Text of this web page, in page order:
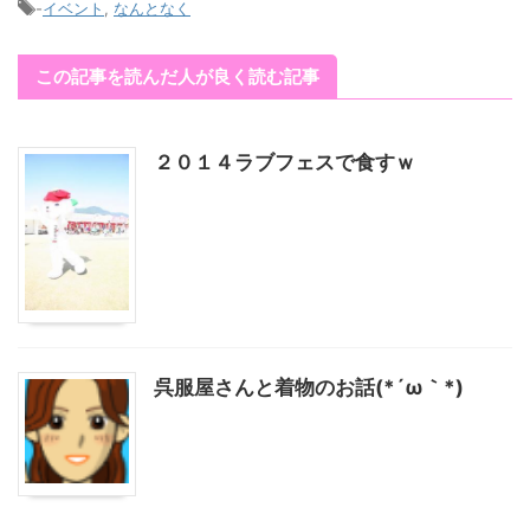
-イベント なんとなく
この記事を読んだ人が良く読む記事
２０１４ラブフェスで食すｗ
呉服屋さんと着物のお話(*´ω｀*)